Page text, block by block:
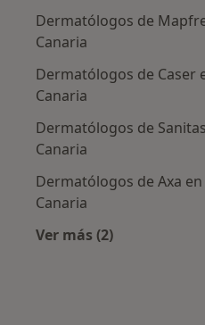
Dermatólogos de
Canaria
Dermatólogos de Caser
Canaria
Dermatólogos de
Canaria
Dermatólogos de Axa
Canaria
Ver más (2)